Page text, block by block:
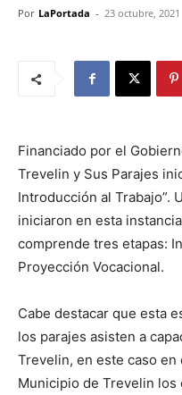
Por LaPortada - 23 octubre, 2021
Financiado por el
Trevelin y Sus Parajes
Introducción al Trabajo”.
iniciaron en esta
comprende tres etapas:
Proyección Vocacional.
Cabe destacar que esta
los parajes asisten a
Trevelin, en este caso
Municipio de Trevelin